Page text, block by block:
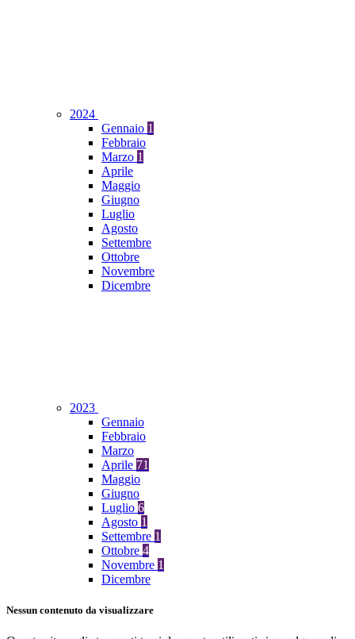
2024
Gennaio 1
Febbraio
Marzo 1
Aprile
Maggio
Giugno
Luglio
Agosto
Settembre
Ottobre
Novembre
Dicembre
2023
Gennaio
Febbraio
Marzo
Aprile 71
Maggio
Giugno
Luglio 6
Agosto 1
Settembre 1
Ottobre 4
Novembre 1
Dicembre
Nessun contenuto da visualizzare